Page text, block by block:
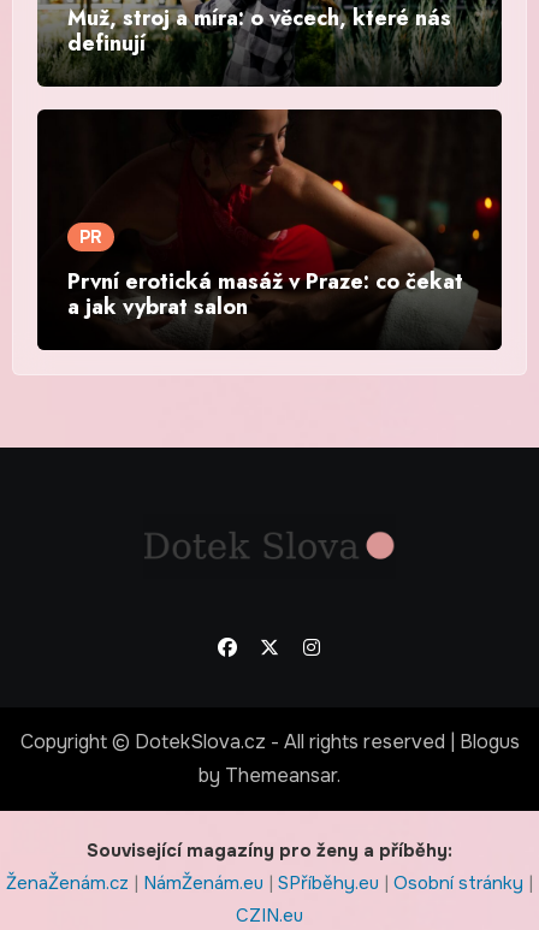
Muž, stroj a míra: o věcech, které nás
definují
PR
První erotická masáž v Praze: co čekat
a jak vybrat salon
Copyright © DotekSlova.cz - All rights reserved
Blogus
by Themeansar.
Související magazíny pro ženy a příběhy:
ŽenaŽenám.cz | NámŽenám.eu | SPříběhy.eu | Osobní stránky |
CZIN.eu